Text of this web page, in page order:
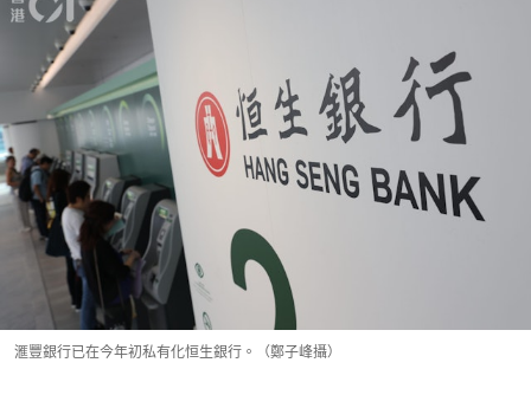
滙豐銀行已在今年初私有化恒生銀行。（鄭子峰攝）